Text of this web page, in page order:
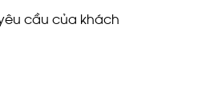
cầu của khách